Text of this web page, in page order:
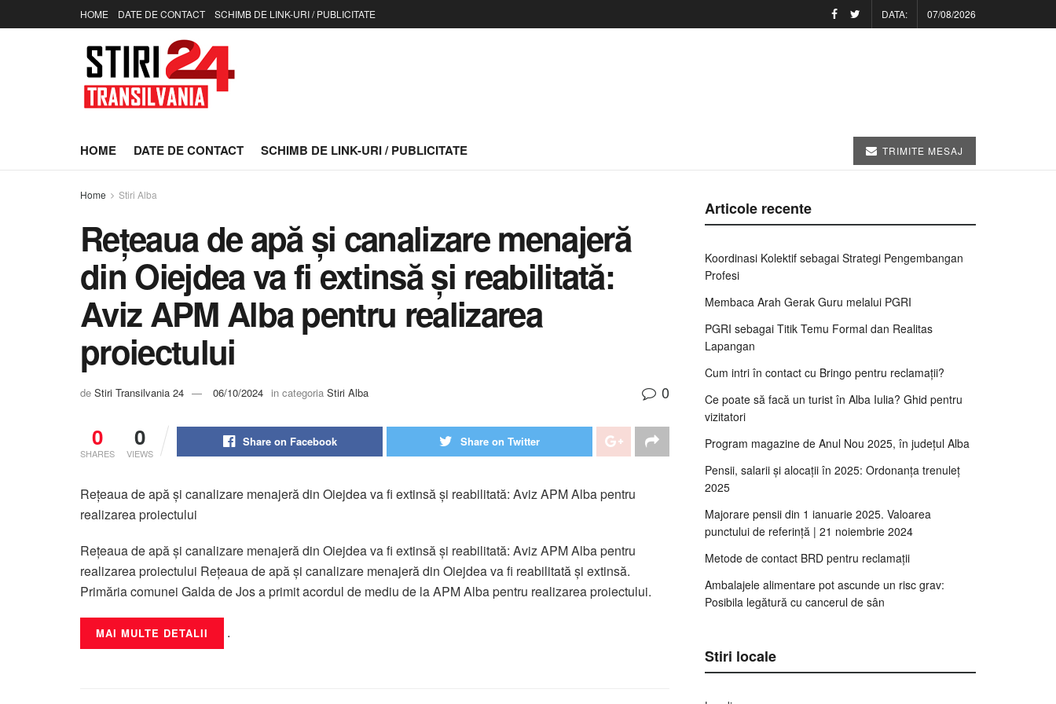
HOME DATE DE CONTACT SCHIMB DE LINK-URI / PUBLICITATE DATA: 07/08/2026
HOME DATE DE CONTACT SCHIMB DE LINK-URI / PUBLICITATE TRIMITE MESAJ
Home Stiri Alba
Rețeaua de apă și canalizare menajeră
din Oiejdea va fi extinsă și reabilitată:
Aviz APM Alba pentru realizarea
proiectului
de Stiri Transilvania 24 06/10/2024 in categoria Stiri Alba 0
0
SHARES
0
VIEWS
Share on Facebook Share on Twitter
Rețeaua de apă și canalizare menajeră din Oiejdea va fi extinsă și reabilitată: Aviz APM Alba pentru
realizarea proiectului
Rețeaua de apă și canalizare menajeră din Oiejdea va fi extinsă și reabilitată: Aviz APM Alba pentru
realizarea proiectului Rețeaua de apă și canalizare menajeră din Oiejdea va fi reabilitată și extinsă.
Primăria comunei Galda de Jos a primit acordul de mediu de la APM Alba pentru realizarea proiectului.
MAI MULTE DETALII .
Articole recente
Koordinasi Kolektif sebagai Strategi Pengembangan
Profesi
Membaca Arah Gerak Guru melalui PGRI
PGRI sebagai Titik Temu Formal dan Realitas
Lapangan
Cum intri în contact cu Bringo pentru reclamații?
Ce poate să facă un turist în Alba Iulia? Ghid pentru
vizitatori
Program magazine de Anul Nou 2025, în județul Alba
Pensii, salarii și alocații în 2025: Ordonanța trenuleț
2025
Majorare pensii din 1 ianuarie 2025. Valoarea
punctului de referință | 21 noiembrie 2024
Metode de contact BRD pentru reclamații
Ambalajele alimentare pot ascunde un risc grav:
Posibila legătură cu cancerul de sân
Stiri locale